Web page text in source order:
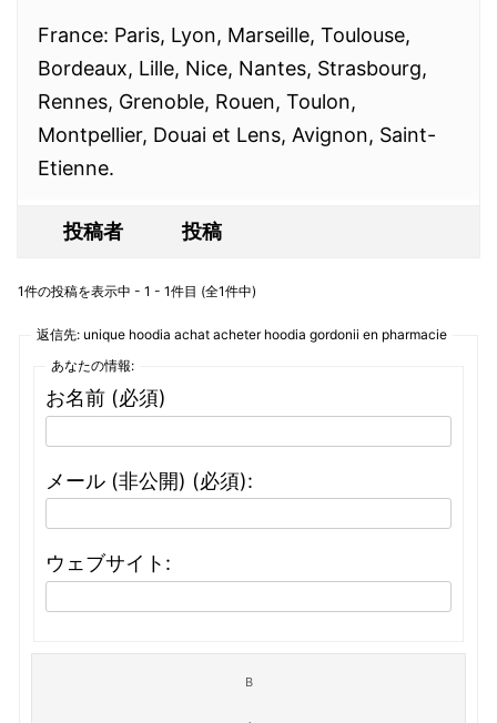
France: Paris, Lyon, Marseille, Toulouse,
Bordeaux, Lille, Nice, Nantes, Strasbourg,
Rennes, Grenoble, Rouen, Toulon,
Montpellier, Douai et Lens, Avignon, Saint-
Etienne.
投稿者 投稿
1件の投稿を表示中 - 1 - 1件目 (全1件中)
返信先: unique hoodia achat acheter hoodia gordonii en pharmacie
あなたの情報:
お名前 (必須)
メール (非公開) (必須):
ウェブサイト: